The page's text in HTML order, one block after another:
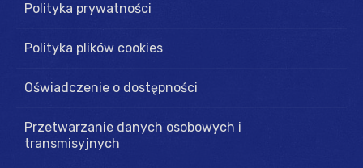
Polityka prywatności
Polityka plików cookies
Oświadczenie o dostępności
Przetwarzanie danych osobowych i
transmisyjnych